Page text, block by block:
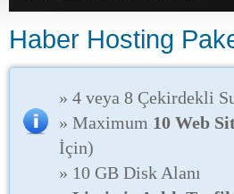
Haber Hosting
» 4 veya 8 Çekirdekli
» Maximum 10 Web
İçin)
» 10 GB Disk Alanı